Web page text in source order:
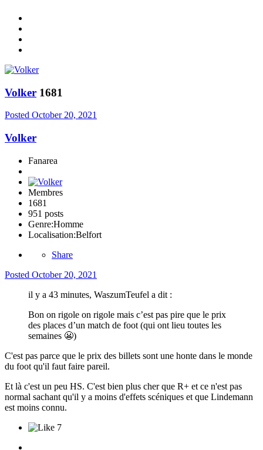
Volker 1681
Posted October 20, 2021
Volker
Fanarea
Membres
1681
951 posts
Genre:Homme
Localisation:Belfort
Share
Posted October 20, 2021
il y a 43 minutes, WaszumTeufel a dit :
Bon on rigole on rigole mais c’est pas pire que le prix
des places d’un match de foot (qui ont lieu toutes les
semaines 😬)
C'est pas parce que le prix des billets sont une honte dans le monde
du foot qu'il faut faire pareil.
Et là c'est un peu HS. C'est bien plus cher que R+ et ce n'est pas
normal sachant qu'il y a moins d'effets scéniques et que Lindemann
est moins connu.
7